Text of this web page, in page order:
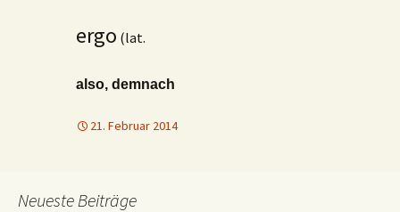
ergo (lat.
also, demnach
21. Februar 2014
Neueste Beiträge